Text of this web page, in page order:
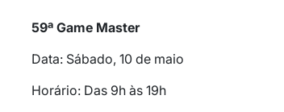
59ª Game Master
Data: Sábado, 10 de maio
Horário: Das 9h às 19h